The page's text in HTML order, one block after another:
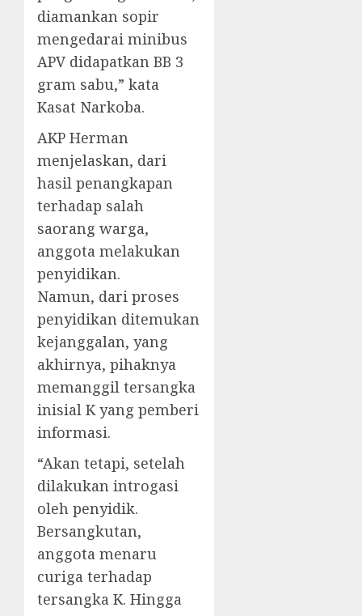
diamankan sopir
mengedarai minibus
APV didapatkan BB 3
gram sabu,” kata
Kasat Narkoba.
AKP Herman
menjelaskan, dari
hasil penangkapan
terhadap salah
saorang warga,
anggota melakukan
penyidikan.
Namun, dari proses
penyidikan ditemukan
kejanggalan, yang
akhirnya, pihaknya
memanggil tersangka
inisial K yang pemberi
informasi.
“Akan tetapi, setelah
dilakukan introgasi
oleh penyidik.
Bersangkutan,
anggota menaru
curiga terhadap
tersangka K. Hingga